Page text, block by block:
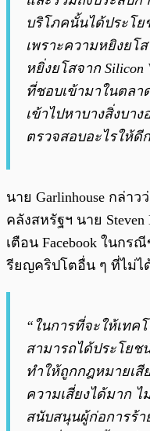
บริโภคนั้นได้ประโย
เพราะความหยิงยโ
หยิ่งยโสจาก Silicon
ที่ชอบเข้ามาในตล
เข้าไปหาบางสิ่งบา
ตรวจสอบอะไรให้ดี
นาย Garlinhouse กล่า
คลังสหรัฐฯ นาย
เตือน Facebook ในกร
รียญคริปโตอื่น ๆ ที่ไม่
“ในการที่จะให้เทค
สามารถได้ประโย
ทำให้ถูกกฎหมายเสี
ความเสี่ยงได้มาก ไ
สนับสนุนผู้ก่อการร้า